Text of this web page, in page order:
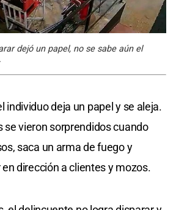
dejó un papel, no se sabe aún el
individuo deja un papel y se aleja.
se vieron sorprendidos cuando
saca un arma de fuego y
dirección a clientes y mozos.